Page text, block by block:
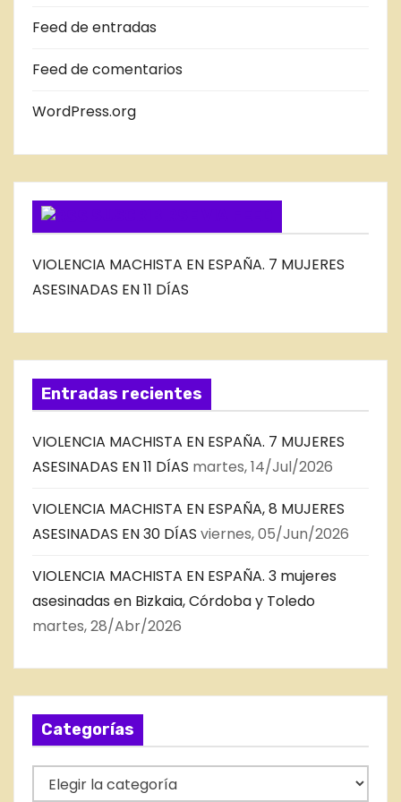
D
B
O
G
Feed de entradas
Feed de comentarios
WordPress.org
VIOLENCIA MACHISTA EN ESPAÑA. 7 MUJERES
ASESINADAS EN 11 DÍAS
Entradas recientes
VIOLENCIA MACHISTA EN ESPAÑA. 7 MUJERES
ASESINADAS EN 11 DÍAS martes, 14/Jul/2026
VIOLENCIA MACHISTA EN ESPAÑA, 8 MUJERES
ASESINADAS EN 30 DÍAS viernes, 05/Jun/2026
VIOLENCIA MACHISTA EN ESPAÑA. 3 mujeres
asesinadas en Bizkaia, Córdoba y Toledo
martes, 28/Abr/2026
Categorías